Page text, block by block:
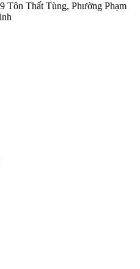
Tôn Thất Tùng, Phường Phạm